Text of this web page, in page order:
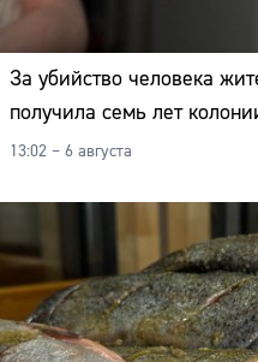
За убийство человека
получила семь лет
13:02 – 6 августа